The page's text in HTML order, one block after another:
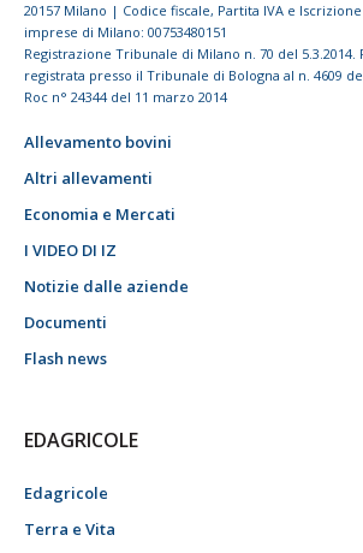
20157 Milano | Codice fiscale, Partita IVA e
imprese di Milano: 00753480151
Registrazione Tribunale di Milano n. 70 del
registrata presso il Tribunale di Bologna al n. 4609
Roc n° 24344 del 11 marzo 2014
Allevamento bovini
Altri allevamenti
Economia e Mercati
I VIDEO DI IZ
Notizie dalle aziende
Documenti
Flash news
EDAGRICOLE
Edagricole
Terra e Vita